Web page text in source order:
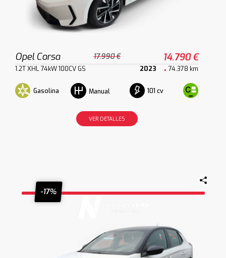
Opel Corsa 17.990 € 14.790 €
1.2T XHL 74kW 100CV GS 2023 74.378 km
Gasolina Manual 101 cv
VER DETALLES
-17%